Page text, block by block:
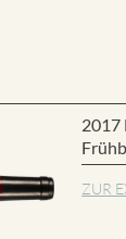
2017
ZUR